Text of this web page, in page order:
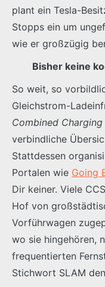
plant ein Tesla-
Stopps ein um
wie er großzügig
Bisher keine
So weit, so
Gleichstrom-
Combined Charging
verbindliche
Stattdessen
Portalen wie Going
Dir keiner. Viele
Hof von
Vorführwagen
wo sie hingehören,
frequentierten
Stichwort SLAM